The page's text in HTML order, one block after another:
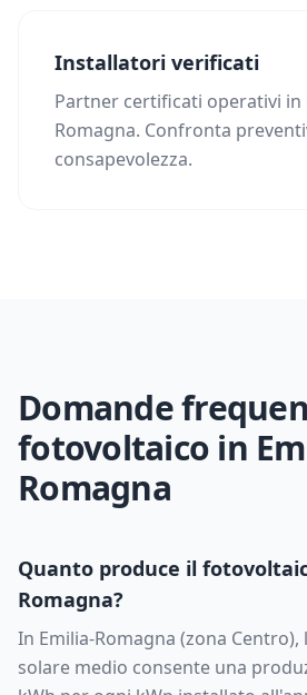
Installatori verificati
Partner certificati operativi in
Romagna. Confronta
consapevolezza.
Domande
fotovoltaico in
Romagna
Quanto produce il
Romagna?
In Emilia-Romagna (zona Centro),
solare medio consente una